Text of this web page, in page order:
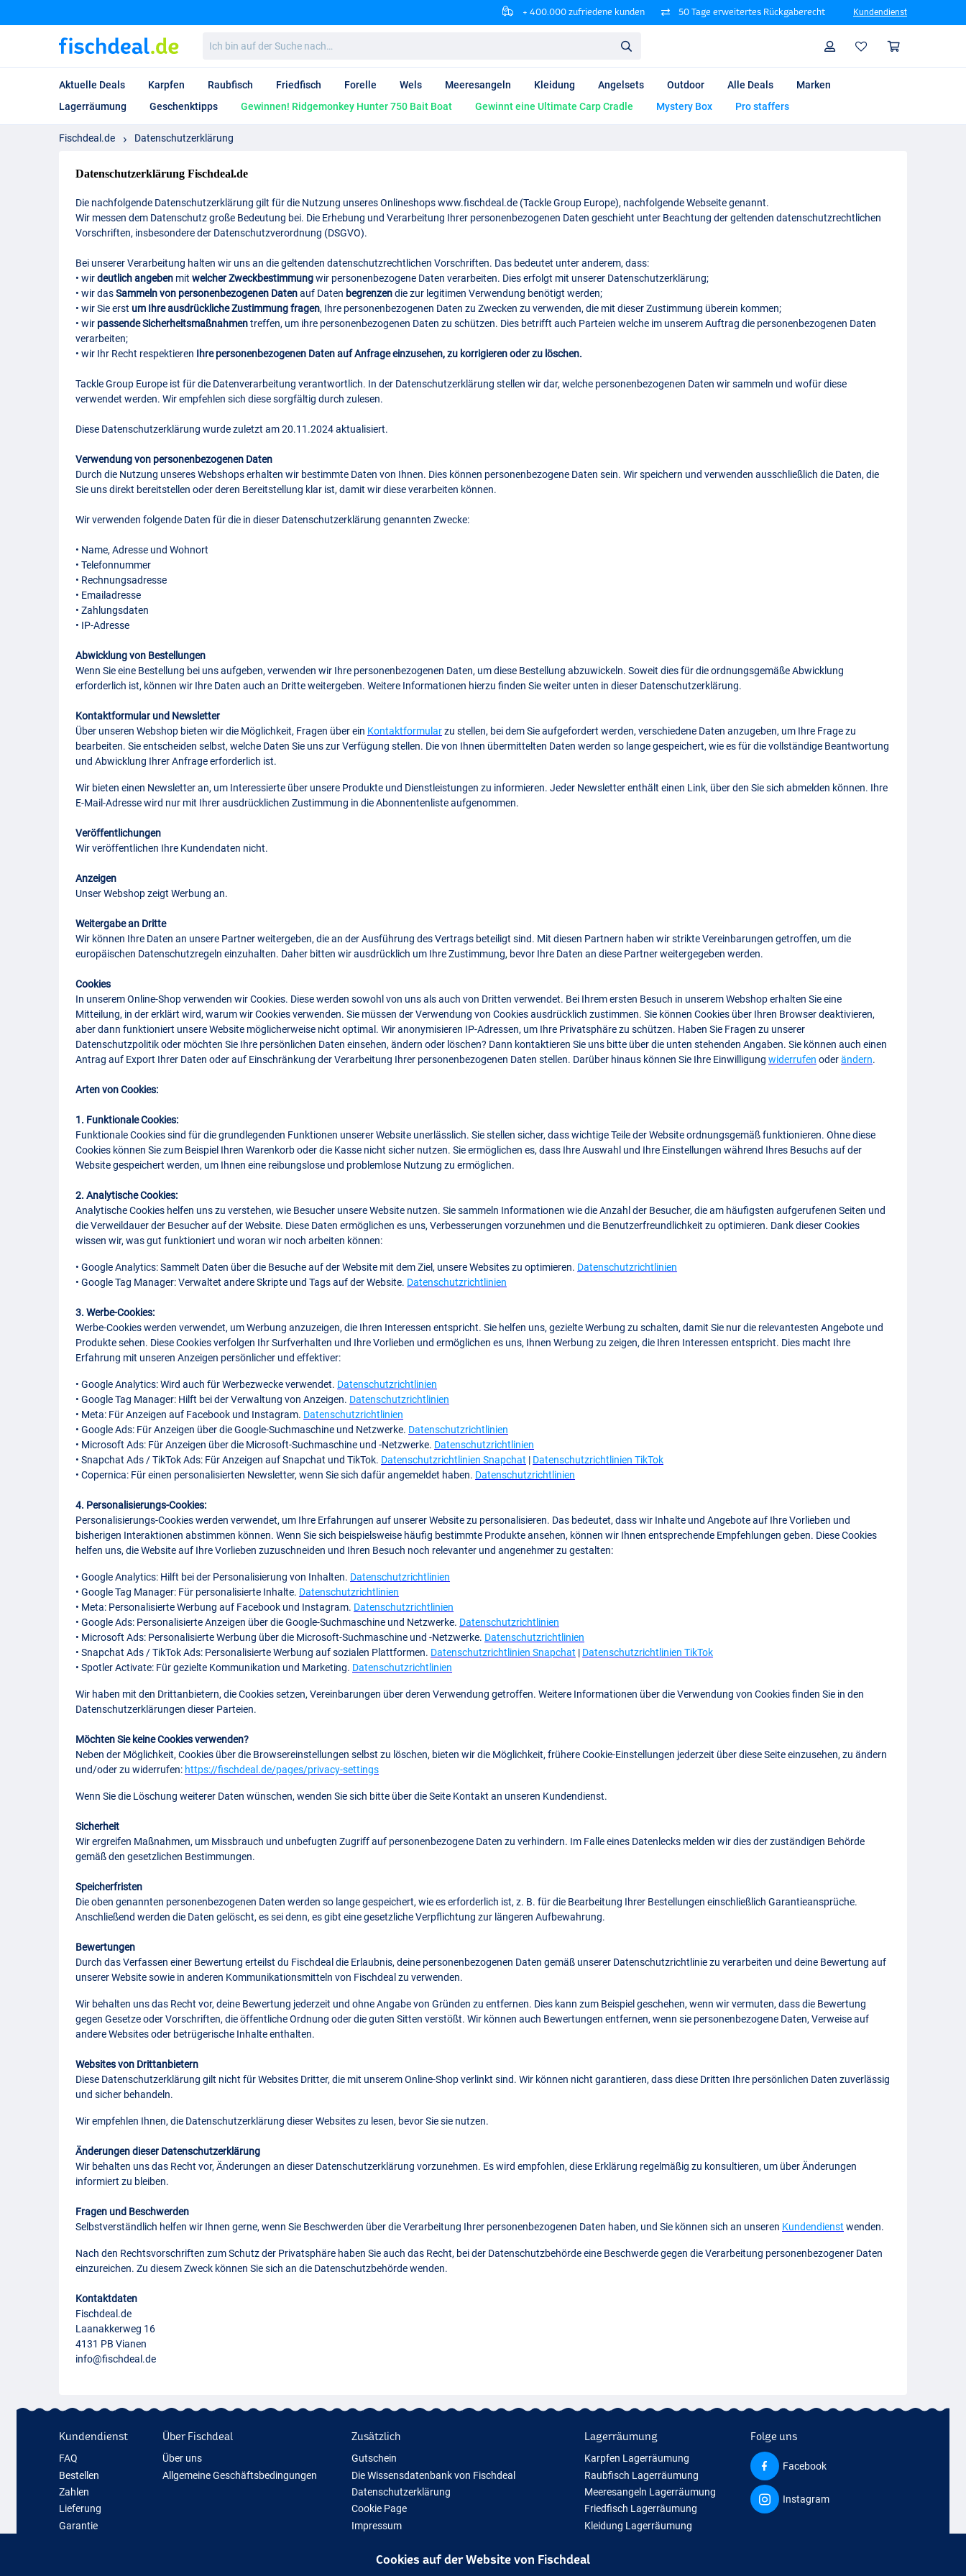
+ 400.000 zufriedene kunden 50 Tage erweitertes Rückgaberecht Kundendienst
bin
auf
Suche
nach…
Profil
Aktuelle Deals Karpfen Raubfisch Friedfisch Forelle Wels Meeresangeln Kleidung Angelsets Outdoor Alle Deals
Marken
Lagerräumung
Geschenktipps Gewinnen! Ridgemonkey Hunter 750 Bait Boat Gewinnt eine Ultimate Carp Cradle Mystery Box Pro staffers
Fischdeal.de Datenschutzerklärung
Datenschutzerklärung Fischdeal.de
Die nachfolgende Datenschutzerklärung gilt für die Nutzung unseres Onlineshops www.fischdeal.de (Tackle Group Europe), nachfolgende Webseite genannt.
Wir messen dem Datenschutz große Bedeutung bei. Die Erhebung und Verarbeitung Ihrer personenbezogenen Daten geschieht unter Beachtung der geltenden datenschutzrechtlichen
Vorschriften, insbesondere der Datenschutzverordnung (DSGVO).
Bei unserer Verarbeitung halten wir uns an die geltenden datenschutzrechtlichen Vorschriften. Das bedeutet unter anderem, dass:
• wirdeutlich angeben mitwelcher Zweckbestimmungwir personenbezogene Daten verarbeiten. Dies erfolgt mit unserer Datenschutzerklärung;
• wir dasSammeln von personenbezogenen Datenauf Daten begrenzendie zur legitimen Verwendung benötigt werden;
• wir Sie erst um Ihre ausdrückliche Zustimmung fragen, Ihre personenbezogenen Daten zu Zwecken zu verwenden, die mit dieser Zustimmung überein kommen;
• wir passende Sicherheitsmaßnahmentreffen, um ihre personenbezogenen Daten zu schützen. Dies betrifft auch Parteien welche im unserem Auftrag die personenbezogenen Daten
verarbeiten;
• wir Ihr Recht respektieren Ihre personenbezogenen Daten auf Anfrage einzusehen, zu korrigieren oder zu löschen.
Tackle Group Europe ist für die Datenverarbeitung verantwortlich. In der Datenschutzerklärung stellen wir dar, welche personenbezogenen Daten wir sammeln und wofür diese
verwendet werden. Wir empfehlen sich diese sorgfältig durch zulesen.
Diese Datenschutzerklärung wurde zuletzt am 20.11.2024 aktualisiert.
Verwendung von personenbezogenen Daten
Durch die Nutzung unseres Webshops erhalten wir bestimmte Daten von Ihnen. Dies können personenbezogene Daten sein. Wir speichern und verwenden ausschließlich die Daten, die
Sie uns direkt bereitstellen oder deren Bereitstellung klar ist, damit wir diese verarbeiten können.
Wir verwenden folgende Daten für die in dieser Datenschutzerklärung genannten Zwecke:
• Name, Adresse und Wohnort
• Telefonnummer
• Rechnungsadresse
• Emailadresse
• Zahlungsdaten
• IP-Adresse
Abwicklung von Bestellungen
Wenn Sie eine Bestellung bei uns aufgeben, verwenden wir Ihre personenbezogenen Daten, um diese Bestellung abzuwickeln. Soweit dies für die ordnungsgemäße Abwicklung
erforderlich ist, können wir Ihre Daten auch an Dritte weitergeben. Weitere Informationen hierzu finden Sie weiter unten in dieser Datenschutzerklärung.
Kontaktformular und Newsletter
Über unseren Webshop bieten wir die Möglichkeit, Fragen über ein Kontaktformularzu stellen, bei dem Sie aufgefordert werden, verschiedene Daten anzugeben, um Ihre Frage zu
bearbeiten. Sie entscheiden selbst, welche Daten Sie uns zur Verfügung stellen. Die von Ihnen übermittelten Daten werden so lange gespeichert, wie es für die vollständige Beantwortung
und Abwicklung Ihrer Anfrage erforderlich ist.
Wir bieten einen Newsletter an, um Interessierte über unsere Produkte und Dienstleistungen zu informieren. Jeder Newsletter enthält einen Link, über den Sie sich abmelden können. Ihre
E-Mail-Adresse wird nur mit Ihrer ausdrücklichen Zustimmung in die Abonnentenliste aufgenommen.
Veröffentlichungen
Wir veröffentlichen Ihre Kundendaten nicht.
Anzeigen
Unser Webshop zeigt Werbung an.
Weitergabe an Dritte
Wir können Ihre Daten an unsere Partner weitergeben, die an der Ausführung des Vertrags beteiligt sind. Mit diesen Partnern haben wir strikte Vereinbarungen getroffen, um die
europäischen Datenschutzregeln einzuhalten. Daher bitten wir ausdrücklich um Ihre Zustimmung, bevor Ihre Daten an diese Partner weitergegeben werden.
Cookies
In unserem Online-Shop verwenden wir Cookies. Diese werden sowohl von uns als auch von Dritten verwendet. Bei Ihrem ersten Besuch in unserem Webshop erhalten Sie eine
Mitteilung, in der erklärt wird, warum wir Cookies verwenden. Sie müssen der Verwendung von Cookies ausdrücklich zustimmen. Sie können Cookies über Ihren Browser deaktivieren,
aber dann funktioniert unsere Website möglicherweise nicht optimal. Wir anonymisieren IP-Adressen, um Ihre Privatsphäre zu schützen. Haben Sie Fragen zu unserer
Datenschutzpolitik oder möchten Sie Ihre persönlichen Daten einsehen, ändern oder löschen? Dann kontaktieren Sie uns bitte über die unten stehenden Angaben. Sie können auch einen
Antrag auf Export Ihrer Daten oder auf Einschränkung der Verarbeitung Ihrer personenbezogenen Daten stellen. Darüber hinaus können Sie Ihre Einwilligungwiderrufen oderändern.
Arten von Cookies:
1. Funktionale Cookies:
Funktionale Cookies sind für die grundlegenden Funktionen unserer Website unerlässlich. Sie stellen sicher, dass wichtige Teile der Website ordnungsgemäß funktionieren. Ohne diese
Cookies können Sie zum Beispiel Ihren Warenkorb oder die Kasse nicht sicher nutzen. Sie ermöglichen es, dass Ihre Auswahl und Ihre Einstellungen während Ihres Besuchs auf der
Website gespeichert werden, um Ihnen eine reibungslose und problemlose Nutzung zu ermöglichen.
2. Analytische Cookies:
Analytische Cookies helfen uns zu verstehen, wie Besucher unsere Website nutzen. Sie sammeln Informationen wie die Anzahl der Besucher, die am häufigsten aufgerufenen Seiten und
die Verweildauer der Besucher auf der Website. Diese Daten ermöglichen es uns, Verbesserungen vorzunehmen und die Benutzerfreundlichkeit zu optimieren. Dank dieser Cookies
wissen wir, was gut funktioniert und woran wir noch arbeiten können:
• Google Analytics: Sammelt Daten über die Besuche auf der Website mit dem Ziel, unsere Websites zu optimieren. Datenschutzrichtlinien
• Google Tag Manager: Verwaltet andere Skripte und Tags auf der Website. Datenschutzrichtlinien
3. Werbe-Cookies:
Werbe-Cookies werden verwendet, um Werbung anzuzeigen, die Ihren Interessen entspricht. Sie helfen uns, gezielte Werbung zu schalten, damit Sie nur die relevantesten Angebote und
Produkte sehen. Diese Cookies verfolgen Ihr Surfverhalten und Ihre Vorlieben und ermöglichen es uns, Ihnen Werbung zu zeigen, die Ihren Interessen entspricht. Dies macht Ihre
Erfahrung mit unseren Anzeigen persönlicher und effektiver:
• Google Analytics: Wird auch für Werbezwecke verwendet. Datenschutzrichtlinien
• Google Tag Manager: Hilft bei der Verwaltung von Anzeigen. Datenschutzrichtlinien
• Meta: Für Anzeigen auf Facebook und Instagram. Datenschutzrichtlinien
• Google Ads: Für Anzeigen über die Google-Suchmaschine und Netzwerke. Datenschutzrichtlinien
• Microsoft Ads: Für Anzeigen über die Microsoft-Suchmaschine und -Netzwerke. Datenschutzrichtlinien
• Snapchat Ads / TikTok Ads: Für Anzeigen auf Snapchat und TikTok. Datenschutzrichtlinien Snapchat | Datenschutzrichtlinien TikTok
• Copernica: Für einen personalisierten Newsletter, wenn Sie sich dafür angemeldet haben. Datenschutzrichtlinien
4. Personalisierungs-Cookies:
Personalisierungs-Cookies werden verwendet, um Ihre Erfahrungen auf unserer Website zu personalisieren. Das bedeutet, dass wir Inhalte und Angebote auf Ihre Vorlieben und
bisherigen Interaktionen abstimmen können. Wenn Sie sich beispielsweise häufig bestimmte Produkte ansehen, können wir Ihnen entsprechende Empfehlungen geben. Diese Cookies
helfen uns, die Website auf Ihre Vorlieben zuzuschneiden und Ihren Besuch noch relevanter und angenehmer zu gestalten:
• Google Analytics: Hilft bei der Personalisierung von Inhalten. Datenschutzrichtlinien
• Google Tag Manager: Für personalisierte Inhalte. Datenschutzrichtlinien
• Meta: Personalisierte Werbung auf Facebook und Instagram. Datenschutzrichtlinien
• Google Ads: Personalisierte Anzeigen über die Google-Suchmaschine und Netzwerke. Datenschutzrichtlinien
• Microsoft Ads: Personalisierte Werbung über die Microsoft-Suchmaschine und -Netzwerke. Datenschutzrichtlinien
• Snapchat Ads / TikTok Ads: Personalisierte Werbung auf sozialen Plattformen. Datenschutzrichtlinien Snapchat | Datenschutzrichtlinien TikTok
• Spotler Activate: Für gezielte Kommunikation und Marketing. Datenschutzrichtlinien
Wir haben mit den Drittanbietern, die Cookies setzen, Vereinbarungen über deren Verwendung getroffen. Weitere Informationen über die Verwendung von Cookies finden Sie in den
Datenschutzerklärungen dieser Parteien.
Möchten Sie keine Cookies verwenden?
Neben der Möglichkeit, Cookies über die Browsereinstellungen selbst zu löschen, bieten wir die Möglichkeit, frühere Cookie-Einstellungen jederzeit über diese Seite einzusehen, zu ändern
und/oder zu widerrufen: https://fischdeal.de/pages/privacy-settings
Wenn Sie die Löschung weiterer Daten wünschen, wenden Sie sich bitte über die Seite Kontakt an unseren Kundendienst.
Sicherheit
Wir ergreifen Maßnahmen, um Missbrauch und unbefugten Zugriff auf personenbezogene Daten zu verhindern. Im Falle eines Datenlecks melden wir dies der zuständigen Behörde
gemäß den gesetzlichen Bestimmungen.
Speicherfristen
Die oben genannten personenbezogenen Daten werden so lange gespeichert, wie es erforderlich ist, z. B. für die Bearbeitung Ihrer Bestellungen einschließlich Garantieansprüche.
Anschließend werden die Daten gelöscht, es sei denn, es gibt eine gesetzliche Verpflichtung zur längeren Aufbewahrung.
Bewertungen
Durch das Verfassen einer Bewertung erteilst du Fischdeal die Erlaubnis, deine personenbezogenen Daten gemäß unserer Datenschutzrichtlinie zu verarbeiten und deine Bewertung auf
unserer Website sowie in anderen Kommunikationsmitteln von Fischdeal zu verwenden.
Wir behalten uns das Recht vor, deine Bewertung jederzeit und ohne Angabe von Gründen zu entfernen. Dies kann zum Beispiel geschehen, wenn wir vermuten, dass die Bewertung
gegen Gesetze oder Vorschriften, die öffentliche Ordnung oder die guten Sitten verstößt. Wir können auch Bewertungen entfernen, wenn sie personenbezogene Daten, Verweise auf
andere Websites oder betrügerische Inhalte enthalten.
Websites von Drittanbietern
Diese Datenschutzerklärung gilt nicht für Websites Dritter, die mit unserem Online-Shop verlinkt sind. Wir können nicht garantieren, dass diese Dritten Ihre persönlichen Daten zuverlässig
und sicher behandeln.
Wir empfehlen Ihnen, die Datenschutzerklärung dieser Websites zu lesen, bevor Sie sie nutzen.
Änderungen dieser Datenschutzerklärung
Wir behalten uns das Recht vor, Änderungen an dieser Datenschutzerklärung vorzunehmen. Es wird empfohlen, diese Erklärung regelmäßig zu konsultieren, um über Änderungen
informiert zu bleiben.
Fragen und Beschwerden
Selbstverständlich helfen wir Ihnen gerne, wenn Sie Beschwerden über die Verarbeitung Ihrer personenbezogenen Daten haben, und Sie können sich an unseren Kundendienst wenden.
Nach den Rechtsvorschriften zum Schutz der Privatsphäre haben Sie auch das Recht, bei der Datenschutzbehörde eine Beschwerde gegen die Verarbeitung personenbezogener Daten
einzureichen. Zu diesem Zweck können Sie sich an die Datenschutzbehörde wenden.
Kontaktdaten
Fischdeal.de
Laanakkerweg 16
4131 PB Vianen
info@fischdeal.de
Kundendienst
FAQ
Bestellen
Zahlen
Lieferung
Garantie
Über Fischdeal
Über uns
Allgemeine Geschäftsbedingungen
Zusätzlich
Gutschein
Die Wissensdatenbank von Fischdeal
Datenschutzerklärung
Cookie Page
Impressum
Neue Angelausrüstung
Lagerräumung
Karpfen Lagerräumung
Raubfisch Lagerräumung
Meeresangeln Lagerräumung
Friedfisch Lagerräumung
Kleidung Lagerräumung
Folge uns
Facebook
Instagram
Cookies auf der Website von Fischdeal